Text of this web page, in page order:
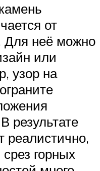
от
Для неё можно
или
узор на
результате
реалистично,
горных